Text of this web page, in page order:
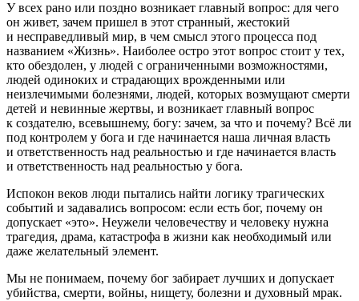
У всех рано или поздно возникает главный вопрос: для чего
он живет, зачем пришел в этот странный, жестокий
и несправедливый мир, в чем смысл этого процесса под
названием «Жизнь». Наиболее остро этот вопрос стоит у тех,
кто обездолен, у людей с ограниченными возможностями,
людей одиноких и страдающих врожденными или
неизлечимыми болезнями, людей, которых возмущают смерти
детей и невинные жертвы, и возникает главный вопрос
к создателю, всевышнему, богу: зачем, за что и почему? Всё ли
под контролем у бога и где начинается наша личная власть
и ответственность над реальностью и где начинается власть
и ответственность над реальностью у бога.
Испокон веков люди пытались найти логику трагических
событий и задавались вопросом: если есть бог, почему он
допускает «это». Неужели человечеству и человеку нужна
трагедия, драма, катастрофа в жизни как необходимый или
даже желательный элемент.
Мы не понимаем, почему бог забирает лучших и допускает
убийства, смерти, войны, нищету, болезни и духовный мрак.